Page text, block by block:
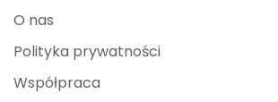
O nas
Polityka prywatności
Współpraca